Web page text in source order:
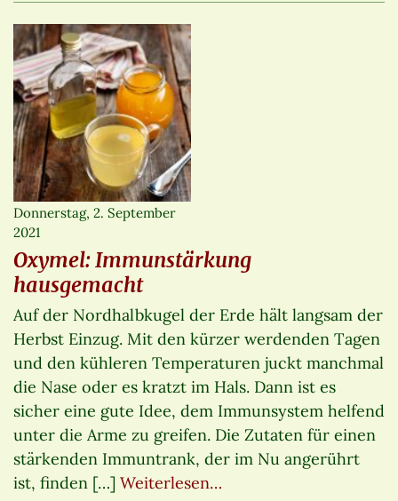
Donnerstag, 2. September
2021
Oxymel: Immunstärkung
hausgemacht
Auf der Nordhalbkugel der Erde hält langsam der
Herbst Einzug. Mit den kürzer werdenden Tagen
und den kühleren Temperaturen juckt manchmal
die Nase oder es kratzt im Hals. Dann ist es
sicher eine gute Idee, dem Immunsystem helfend
unter die Arme zu greifen. Die Zutaten für einen
stärkenden Immuntrank, der im Nu angerührt
ist, finden […] Weiterlesen…